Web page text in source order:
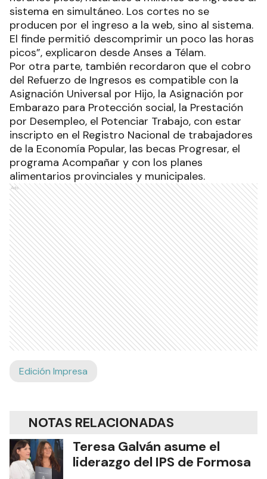
sistema en simultáneo. Los cortes no se
producen por el ingreso a la web, sino al sistema.
El finde permitió descomprimir un poco las horas
picos”, explicaron desde Anses a Télam.
Por otra parte, también recordaron que el cobro
del Refuerzo de Ingresos es compatible con la
Asignación Universal por Hijo, la Asignación por
Embarazo para Protección social, la Prestación
por Desempleo, el Potenciar Trabajo, con estar
inscripto en el Registro Nacional de trabajadores
de la Economía Popular, las becas Progresar, el
programa Acompañar y con los planes
alimentarios provinciales y municipales.
Ads
Edición Impresa
NOTAS RELACIONADAS
Teresa Galván asume el
liderazgo del IPS de Formosa